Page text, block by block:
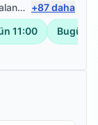
sorunum
Saygılar
,Protez
+87daha
11:00 Bugün